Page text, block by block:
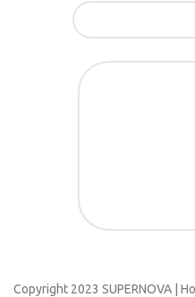
Copyright 2023 SUPERNOVA |